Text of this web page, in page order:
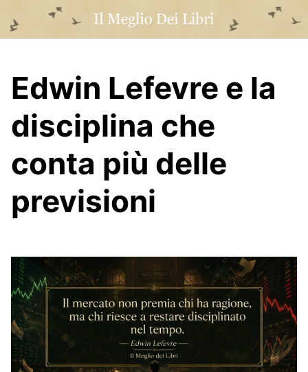
content
Edwin Lefevre e la
disciplina che
conta più delle
previsioni